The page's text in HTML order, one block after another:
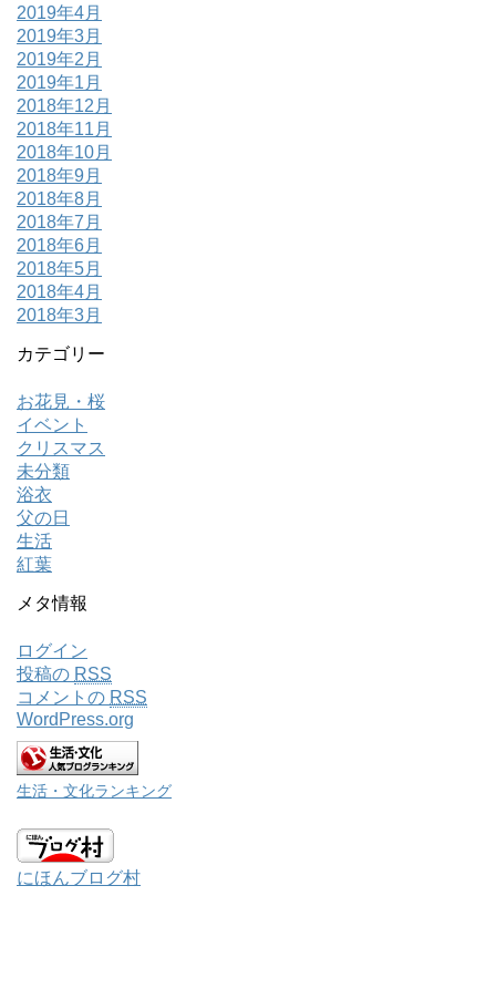
2019年4月
2019年3月
2019年2月
2019年1月
2018年12月
2018年11月
2018年10月
2018年9月
2018年8月
2018年7月
2018年6月
2018年5月
2018年4月
2018年3月
カテゴリー
お花見・桜
イベント
クリスマス
未分類
浴衣
父の日
生活
紅葉
メタ情報
ログイン
投稿の RSS
コメントの RSS
WordPress.org
生活・文化ランキング
にほんブログ村